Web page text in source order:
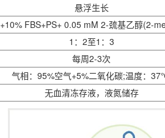
悬浮生长
FBS+PS+ 0.05 mM 2-巯基乙醇(2-
1：2至1：3
每周2-3次
气相：95%空气+5%二氧化碳;温度：
无血清冻存液，液氮储存